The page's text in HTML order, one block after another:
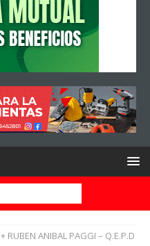
+ RUBEN ANIBAL PAGGI – Q.E.P.D